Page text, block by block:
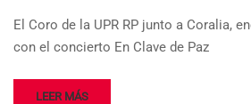
El Coro de la UPR RP junto a Coralia,
con el concierto En Clave de Paz
LEER MÁS